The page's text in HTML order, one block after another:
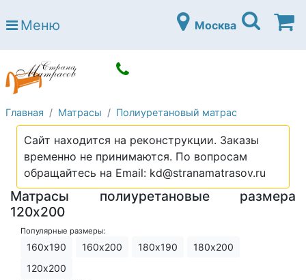
Страна матрасов
Open submenu (Матрасы)
Open submenu (Кровати)
Кровати
Open submenu (Аксессуары)
Open submenu (Диваны)
Диваны
Open submenu (Постельное белье)
Постельное белье
Open submenu (Мебель)
Мебель
Open submenu (Основания)
Основания
Open submenu (Детские матрасы)
Детские матрасы
Open submenu (Детские кровати)
Меню Москва
Главная Матрасы Полиуретановый матрас
Сайт находится на реконструкции. Заказы
временно не принимаются. По вопросам
обращайтесь на Email: kd@stranamatrasov.ru
Матрасы полиуретановые размера
120x200
Популярные размеры:
160х190 160х200 180х190
180х200
120х200